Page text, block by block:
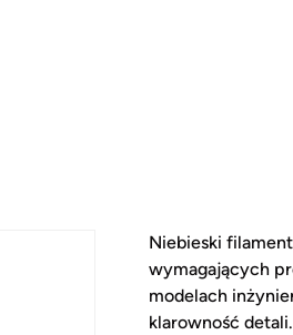
Niebieski
wymagających
modelach
klarowność detali.